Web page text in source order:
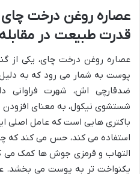
قدرت طبیعت در مقابله
عصاره روغن درخت چای، یکی از
پوست به شمار می رود که به
ضدقارچی اش، شهرت فراوانی
شستشوی نیکول، به معنای افزودن
باکتری هایی است که عامل اصلی
استفاده می کند، حس می کند که
التهاب و قرمزی جوش ها کمک می
یکنواخت تر به پوست می بخشد.